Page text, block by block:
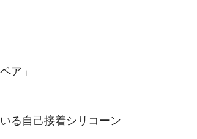
ア」
る自己接着シリコーン